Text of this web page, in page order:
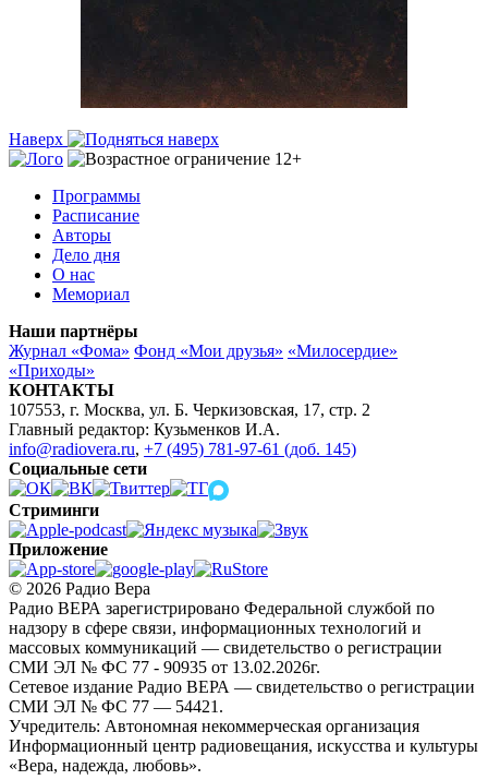
Наверх
Программы
Расписание
Авторы
Дело дня
О нас
Мемориал
Наши партнёры
Журнал «Фома» Фонд «Мои друзья» «Милосердие»
«Приходы»
КОНТАКТЫ
107553, г. Москва, ул. Б. Черкизовская, 17, стр. 2
Главный редактор: Кузьменков И.А.
info@radiovera.ru, +7 (495) 781-97-61 (доб. 145)
Социальные сети
Стриминги
Приложение
© 2026 Радио Вера
Радио ВЕРА зарегистрировано Федеральной службой по
надзору в сфере связи, информационных технологий и
массовых коммуникаций — свидетельство о регистрации
СМИ ЭЛ № ФС 77 - 90935 от 13.02.2026г.
Сетевое издание Радио ВЕРА — свидетельство о регистрации
СМИ ЭЛ № ФС 77 — 54421.
Учредитель: Автономная некоммерческая организация
Информационный центр радиовещания, искусства и культуры
«Вера, надежда, любовь».